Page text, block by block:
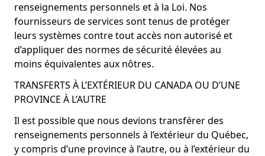
renseignements personnels et à la Loi. Nos
fournisseurs de services sont tenus de protéger
leurs systèmes contre tout accès non autorisé et
d’appliquer des normes de sécurité élevées au
moins équivalentes aux nôtres.
TRANSFERTS À L’EXTÉRIEUR DU CANADA OU D’UNE
PROVINCE À L’AUTRE
Il est possible que nous devions transférer des
renseignements personnels à l’extérieur du Québec,
y compris d’une province à l’autre, ou à l’extérieur du